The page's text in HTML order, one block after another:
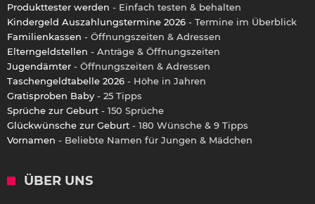
Produkttester werden - Einfach testen & behalten
Kindergeld Auszahlungstermine 2026 - Termine im Überblick
Familienkassen - Öffnungszeiten & Adressen
Elterngeldstellen - Anträge & Öffnungszeiten
Jugendämter - Öffnungszeiten & Adressen
Taschengeldtabelle 2026 - Höhe in Jahren
Gratisproben Baby - 25 Tipps
Sprüche zur Geburt - 150 Sprüche
Glückwünsche zur Geburt - 180 Wünsche & 9 Tipps
Vornamen - Beliebte Namen für Jungen & Mädchen
ÜBER UNS